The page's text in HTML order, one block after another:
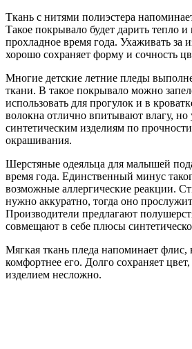
Ткань с нитями полиэстера
Такое покрывало будет дарить тепло
прохладное время года. Ухаживать за
хорошо сохраняет форму и сочность
Многие детские летние пледы
ткани. В такое покрывало можно
использовать для прогулок и в
волокна отлично впитывают влагу, но
синтетическим изделиям по
окрашивания.
Шерстяные одеяльца для малышей
время года. Единственный минус
возможные аллергические реакции.
нужно аккуратно, тогда оно
Производители предлагают
совмещают в себе плюсы
Мягкая ткань пледа напоминает флис,
комфортнее его. Долго сохраняет
изделием несложно.